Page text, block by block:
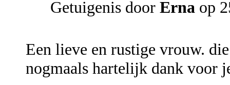
Getuigenis door Erna op
Een lieve en rustige vrouw.
nogmaals hartelijk dank voor